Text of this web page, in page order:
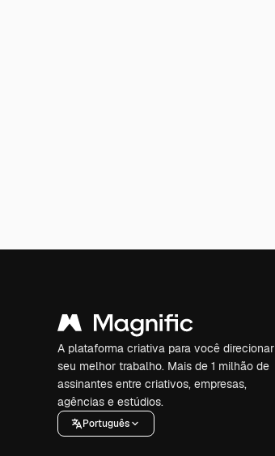
A plataforma criativa para você direcionar
seu melhor trabalho. Mais de 1 milhão de
assinantes entre criativos, empresas,
agências e estúdios.
Português